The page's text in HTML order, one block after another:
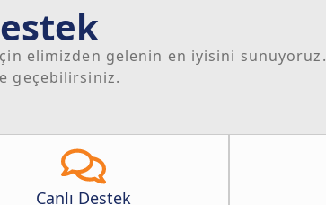
elimizden gelenin en iyisini sunuyoruz.
geçebilirsiniz.
Canlı Destek